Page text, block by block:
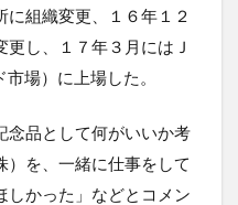
に組織変更、１６年１２
し、１７年３月にはＪ
場）に上場した。
品として何がいいか考
）を、一緒に仕事をして
しかった」などとコメン